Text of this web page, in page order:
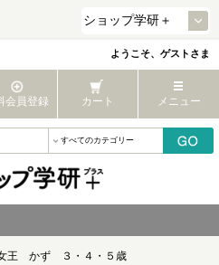
ようこそ、ゲストさま
会員登録 カート メニュー
王 かず ３・４・５歳